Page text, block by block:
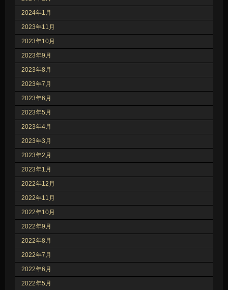
2024年1月
2023年11月
2023年10月
2023年9月
2023年8月
2023年7月
2023年6月
2023年5月
2023年4月
2023年3月
2023年2月
2023年1月
2022年12月
2022年11月
2022年10月
2022年9月
2022年8月
2022年7月
2022年6月
2022年5月